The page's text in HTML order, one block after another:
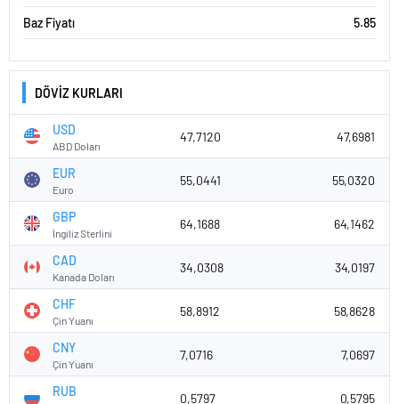
Baz Fiyatı 5.85
DÖVİZ KURLARI
USD
ABD Doları
47,7120 47,6981
EUR
Euro
55,0441 55,0320
GBP
İngiliz Sterlini
64,1688 64,1462
CAD
Kanada Doları
34,0308 34,0197
CHF
Çin Yuanı
58,8912 58,8628
CNY
Çin Yuanı
7,0716 7,0697
RUB 0,5797 0,5795